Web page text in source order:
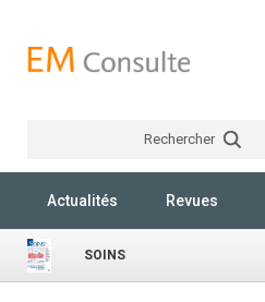
Rechercher
Actualités Revues
SOINS